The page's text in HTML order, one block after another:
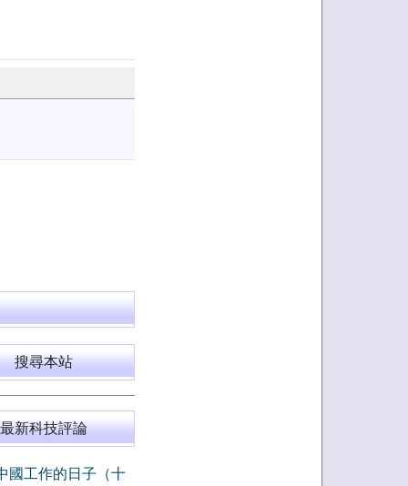
搜尋本站
最新科技評論
國工作的日子（十